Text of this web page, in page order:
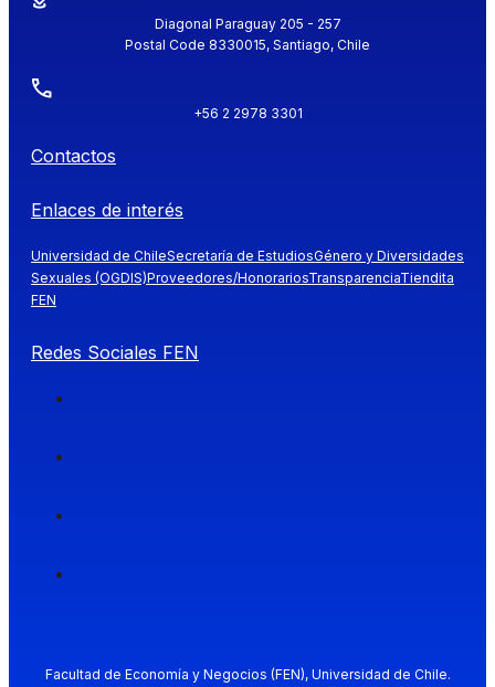
Diagonal Paraguay 205 - 257
Postal Code 8330015, Santiago, Chile
+56 2 2978 3301
Contactos
Enlaces de interés
Universidad de ChileSecretaría de EstudiosGénero y Diversidades
Sexuales (OGDIS)Proveedores/HonorariosTransparenciaTiendita
FEN
Redes Sociales FEN
Facultad de Economía y Negocios (FEN), Universidad de Chile.